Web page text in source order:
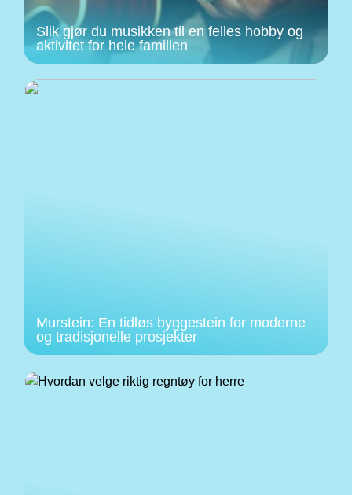
Slik gjør du musikken til en felles hobby og
aktivitet for hele familien
Murstein: En tidløs byggestein for moderne
og tradisjonelle prosjekter